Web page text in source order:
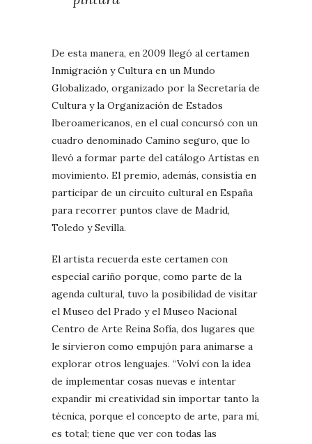
De esta manera, en 2009 llegó al certamen
Inmigración y Cultura en un Mundo
Globalizado, organizado por la Secretaría de
Cultura y la Organización de Estados
Iberoamericanos, en el cual concursó con un
cuadro denominado Camino seguro, que lo
llevó a formar parte del catálogo Artistas en
movimiento. El premio, además, consistía en
participar de un circuito cultural en España
para recorrer puntos clave de Madrid,
Toledo y Sevilla.
El artista recuerda este certamen con
especial cariño porque, como parte de la
agenda cultural, tuvo la posibilidad de visitar
el Museo del Prado y el Museo Nacional
Centro de Arte Reina Sofía, dos lugares que
le sirvieron como empujón para animarse a
explorar otros lenguajes. “Volví con la idea
de implementar cosas nuevas e intentar
expandir mi creatividad sin importar tanto la
técnica, porque el concepto de arte, para mí,
es total; tiene que ver con todas las